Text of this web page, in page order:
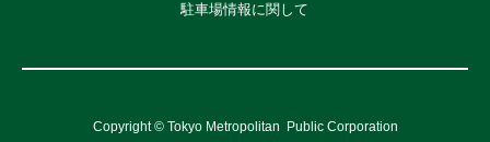
駐車場情報に関して
Copyright © Tokyo Metropolitan Public Corporation